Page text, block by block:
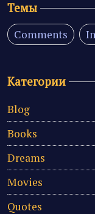
Темы
Comments
Категории
Blog
Books
Dreams
Movies
Quotes